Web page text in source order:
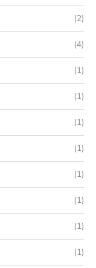
(2)
(4)
(1)
(1)
(1)
(1)
(1)
(1)
(1)
(1)